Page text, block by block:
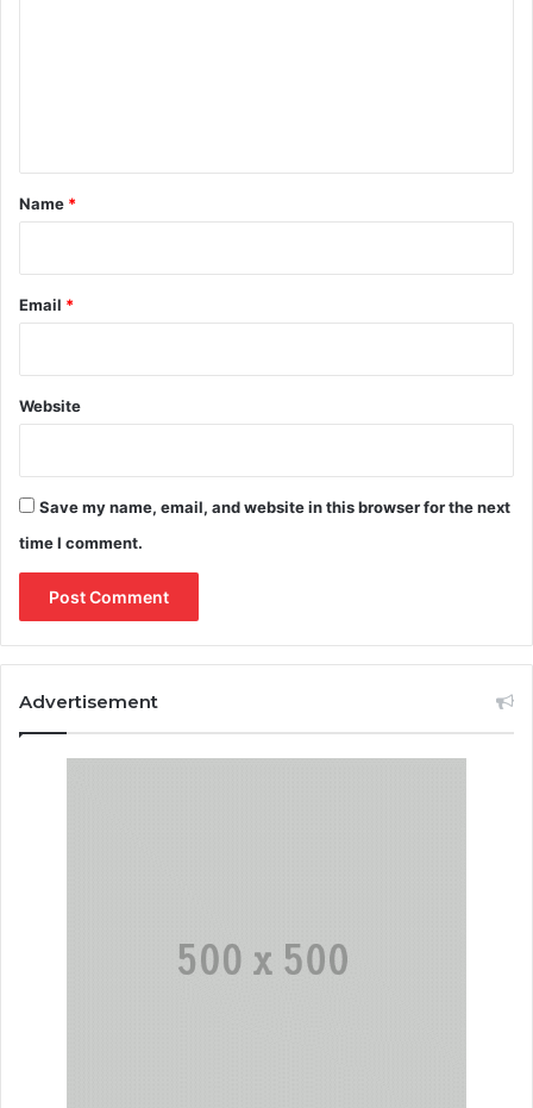
*
Name *
Email *
Website
Save my name, email, and website in this browser for the next
time I comment.
Advertisement